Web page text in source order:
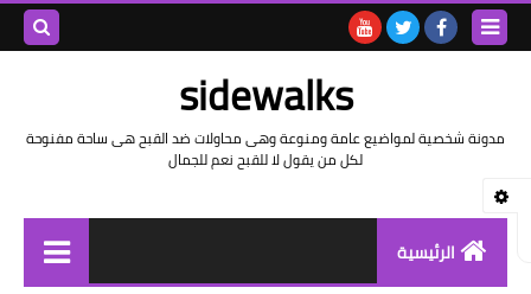
sidewalks
مدونة شخصية لمواضيع عامة ومنوعة وهى محاولات ضد القبح هى ساحة مفنوحة
لكل من يقول لا للقبح نعم للجمال
الرئيسية